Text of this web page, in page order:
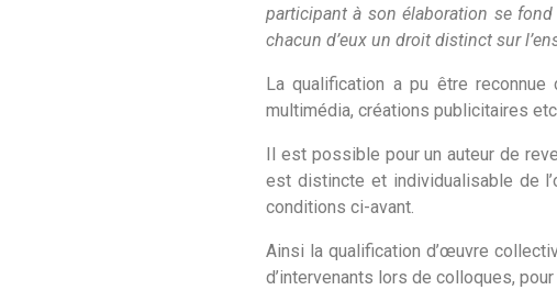
participant à son élaboration se fond
chacun d’eux un droit distinct sur
La qualification a pu être
multimédia, créations publicitaires
Il est possible pour un auteur de
est distincte et individualisable de
conditions ci-avant.
Ainsi la qualification d’œuvre
d’intervenants lors de colloques,